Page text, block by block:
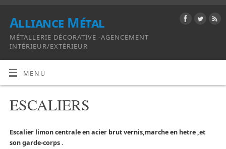
Alliance Métal
MÉTALLERIE DÉCORATIVE -AGENCEMENT
INTÉRIEUR/EXTÉRIEUR
MENU
ESCALIERS
Escalier limon centrale en acier brut vernis,marche en hetre ,et
son garde-corps .